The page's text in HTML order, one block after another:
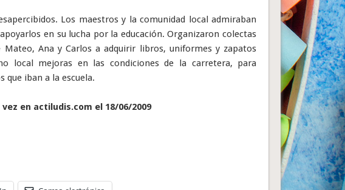
Los maestros y la comunidad local admiraban
en su lucha por la educación. Organizaron colectas
Ana y Carlos a adquirir libros, uniformes y zapatos
local mejoras en las condiciones de la carretera, para
que iban a la escuela.
en actiludis.com el 18/06/2009